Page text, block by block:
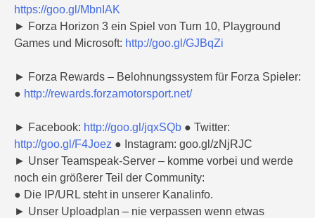
https://goo.gl/MbnIAK
► Forza Horizon 3 ein Spiel von Turn 10, Playground
Games und Microsoft: http://goo.gl/GJBqZi
► Forza Rewards – Belohnungssystem für Forza Spieler:
● http://rewards.forzamotorsport.net/
► Facebook: http://goo.gl/jqxSQb ● Twitter:
http://goo.gl/F4Joez ● Instagram: goo.gl/zNjRJC
► Unser Teamspeak-Server – komme vorbei und werde
noch ein größerer Teil der Community:
● Die IP/URL steht in unserer Kanalinfo.
► Unser Uploadplan – nie verpassen wenn etwas